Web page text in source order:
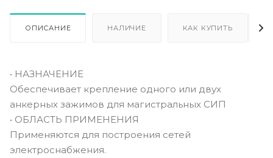
ОПИСАНИЕ НАЛИЧИЕ КАК КУПИТЬ
• НАЗНАЧЕНИЕ
Обеспечивает крепление одного или двух
анкерных зажимов для магистральных СИП
• ОБЛАСТЬ ПРИМЕНЕНИЯ
Применяются для построения сетей
электроснабжения.